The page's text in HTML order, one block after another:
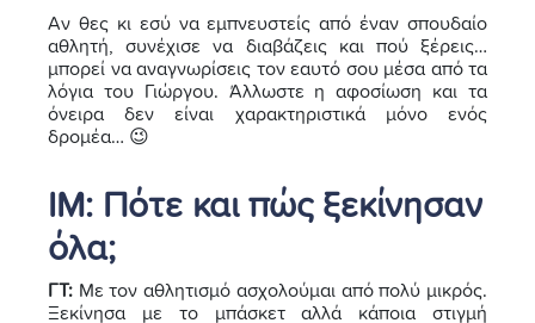
Αν θες κι εσύ να εμπνευστείς από έναν σπουδαίο
αθλητή, συνέχισε να διαβάζεις και πού ξέρεις…
μπορεί να αναγνωρίσεις τον εαυτό σου μέσα από τα
λόγια του Γιώργου. Άλλωστε η αφοσίωση και τα
όνειρα δεν είναι χαρακτηριστικά μόνο ενός
δρομέα… 😉
ΙΜ: Πότε και πώς ξεκίνησαν
όλα;
ΓΤ: Με τον αθλητισμό ασχολούμαι από πολύ μικρός.
Ξεκίνησα με το μπάσκετ αλλά κάποια στιγμή